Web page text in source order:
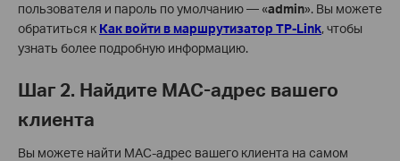
пользователя и пароль по умолчанию — «admin». Вы можете
обратиться к Как войти в маршрутизатор TP-Link, чтобы
узнать более подробную информацию.
Шаг 2. Найдите MAC-адрес вашего
клиента
Вы можете найти MAC-адрес вашего клиента на самом